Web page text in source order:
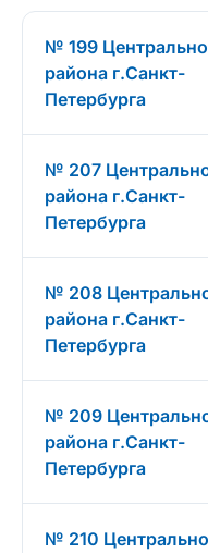
№ 199
района г.Санкт-
Петербурга
№ 207
района г.Санкт-
Петербурга
№ 208
района г.Санкт-
Петербурга
№ 209
района г.Санкт-
Петербурга
№ 210